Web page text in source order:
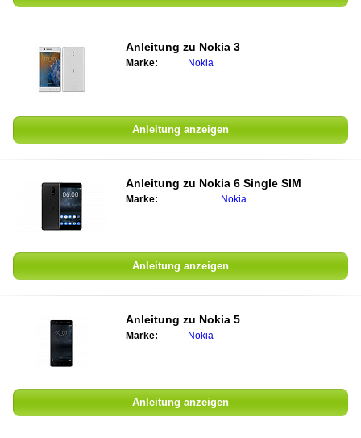
Anleitung zu Nokia 3
Marke: Nokia
Anleitung anzeigen
Anleitung zu Nokia 6 Single SIM
Marke: Nokia
Anleitung anzeigen
Anleitung zu Nokia 5
Marke: Nokia
Anleitung anzeigen